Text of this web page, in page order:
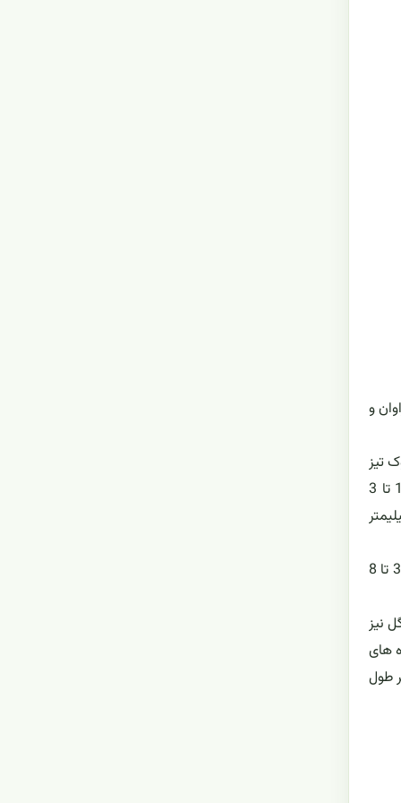
و
شکل و نوک تیز
بوده که حاشیه برگ ها یکپارچه یا کمی موجدار می باشد. هر برگ دارای دو گوشوارک کاذب در جوانب که 1.5 تا 3 سانتیمتر طول و 1 تا 3
تخم مرغی شکل بوده و معمولاً بدون دمبرگ یا دارای دمبرگی به طول 1 تا 3 میلیمتر
گل آذین ها در ابتدا به صورت انتهایی است که به مرور زمان بصورت جانبی نمایان می گردد. ساقه ی گلدهنده اصلی (گل آذین) به طول 3 تا 8
های کاسه ی گل نیز
های
و بذرهای موجود در میوه نیز حدود 1.5 میلیمتر طول